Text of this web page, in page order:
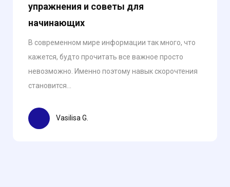
упражнения и советы для
начинающих
В современном мире информации так много, что
кажется, будто прочитать все важное просто
невозможно. Именно поэтому навык скорочтения
становится...
Vasilisa G.